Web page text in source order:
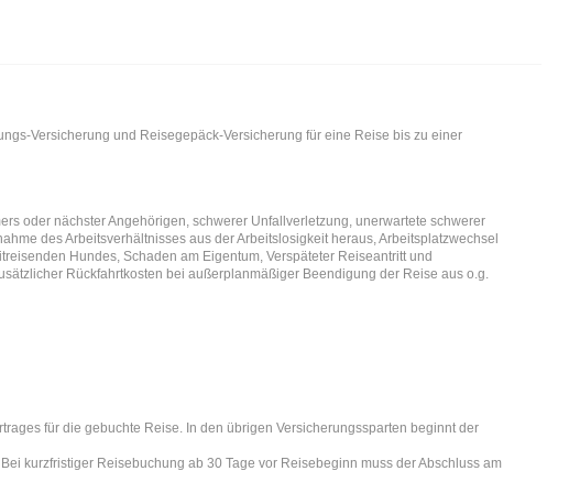
Versicherung und Reisegepäck-Versicherung für eine Reise bis zu einer
oder nächster Angehörigen, schwerer Unfallverletzung, unerwartete schwerer
des Arbeitsverhältnisses aus der Arbeitslosigkeit heraus, Arbeitsplatzwechsel
Hundes, Schaden am Eigentum, Verspäteter Reiseantritt und
Rückfahrtkosten bei außerplanmäßiger Beendigung der Reise aus o.g.
für die gebuchte Reise. In den übrigen Versicherungssparten beginnt der
kurzfristiger Reisebuchung ab 30 Tage vor Reisebeginn muss der Abschluss am